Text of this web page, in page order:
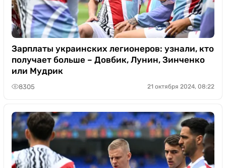
Зарплаты украинских легионеров: узнали, кто
получает больше – Довбик, Лунин, Зинченко
или Мудрик
8305 21 октября 2024, 08:22